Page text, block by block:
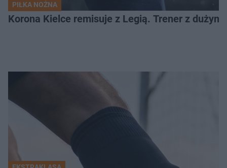
PIŁKA NOŻNA
Korona Kielce remisuje z Legią. Trener z dużym